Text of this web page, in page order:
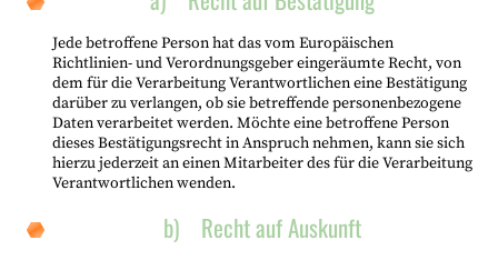
Jede betroffene Person hat das vom Europäischen
Richtlinien- und Verordnungsgeber eingeräumte Recht, von
dem für die Verarbeitung Verantwortlichen eine Bestätigung
darüber zu verlangen, ob sie betreffende personenbezogene
Daten verarbeitet werden. Möchte eine betroffene Person
dieses Bestätigungsrecht in Anspruch nehmen, kann sie sich
hierzu jederzeit an einen Mitarbeiter des für die Verarbeitung
Verantwortlichen wenden.
b) Recht auf Auskunft